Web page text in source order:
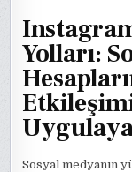
Yolları:
Sosyal medyanın